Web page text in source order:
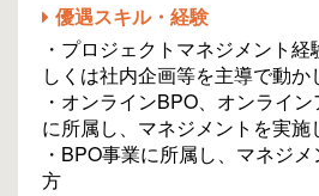
優遇スキル・経験
・プロジェクトマネジメント
しくは社内企画等を主導で動
・オンラインBPO、オンライ
に所属し、マネジメントを実施
・BPO事業に所属し、マネジ
方